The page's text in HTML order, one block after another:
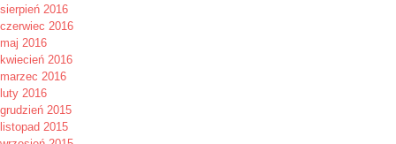
sierpień 2016
czerwiec 2016
maj 2016
kwiecień 2016
marzec 2016
luty 2016
grudzień 2015
listopad 2015